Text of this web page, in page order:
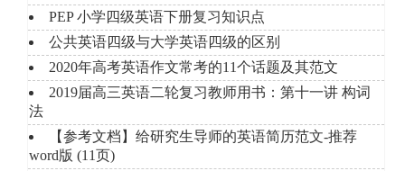
PEP 小学四级英语下册复习知识点
公共英语四级与大学英语四级的区别
2020年高考英语作文常考的11个话题及其范文
2019届高三英语二轮复习教师用书：第十一讲 构词
法
【参考文档】给研究生导师的英语简历范文-推荐
word版 (11页)